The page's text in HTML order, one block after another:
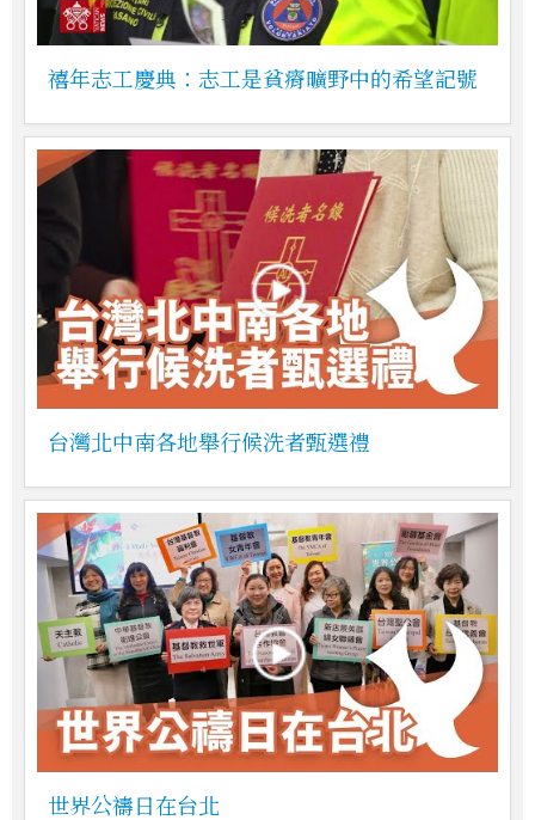
禧年志工慶典：志工是貧瘠曠野中的希望記號
台灣北中南各地舉行候洗者甄選禮
世界公禱日在台北